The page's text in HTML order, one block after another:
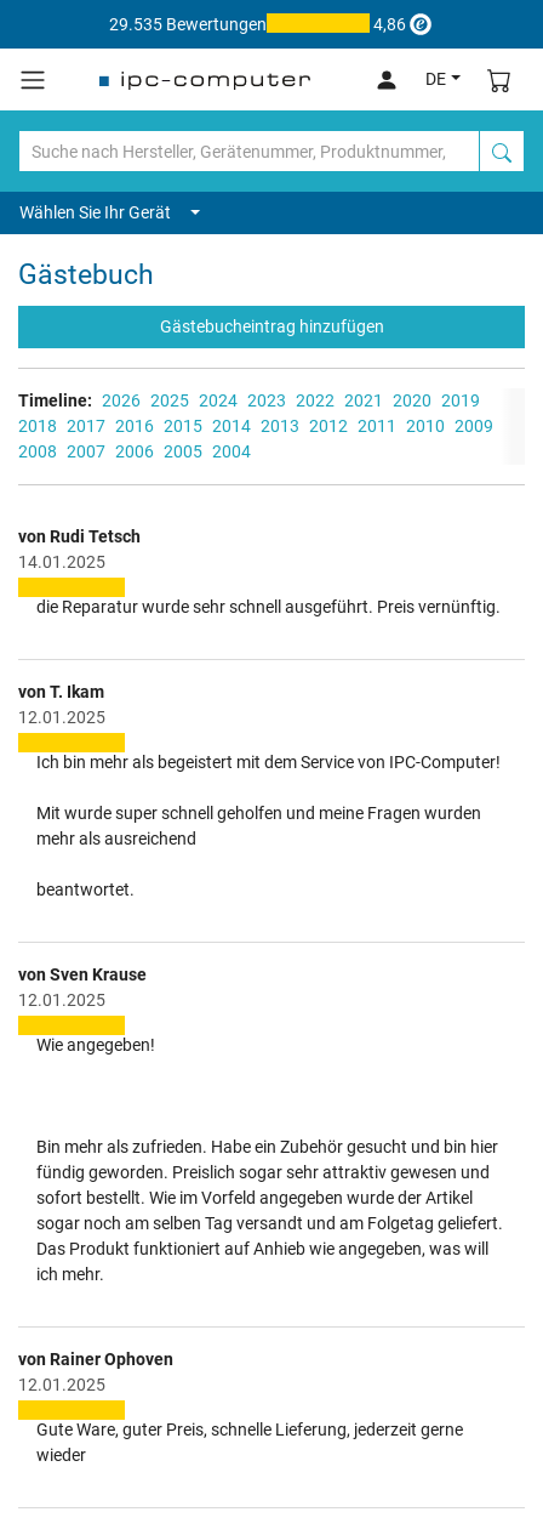
29.535 Bewertungen 4,86
DE
Wählen Sie Ihr Gerät
Gästebuch
Gästebucheintrag hinzufügen
Timeline: 2026 2025 2024 2023 2022 2021 2020 2019
2018 2017 2016 2015 2014 2013 2012 2011 2010 2009
2008 2007 2006 2005 2004
von Rudi Tetsch
14.01.2025
die Reparatur wurde sehr schnell ausgeführt. Preis vernünftig.
von T. Ikam
12.01.2025
Ich bin mehr als begeistert mit dem Service von IPC-Computer!
Mit wurde super schnell geholfen und meine Fragen wurden
mehr als ausreichend
beantwortet.
von Sven Krause
12.01.2025
Wie angegeben!
Bin mehr als zufrieden. Habe ein Zubehör gesucht und bin hier
fündig geworden. Preislich sogar sehr attraktiv gewesen und
sofort bestellt. Wie im Vorfeld angegeben wurde der Artikel
sogar noch am selben Tag versandt und am Folgetag geliefert.
Das Produkt funktioniert auf Anhieb wie angegeben, was will
ich mehr.
von Rainer Ophoven
12.01.2025
Gute Ware, guter Preis, schnelle Lieferung, jederzeit gerne
wieder